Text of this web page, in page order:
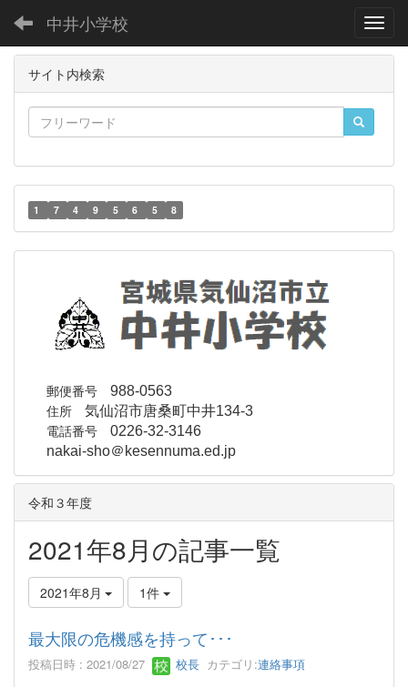
中井小学校
サイト内検索
1 7 4 9 5 6 5 8
郵便番号 988-0563
住所 気仙沼市唐桑町中井134-3
電話番号 0226-32-3146
nakai-sho＠kesennuma.ed.jp
令和３年度
2021年8月の記事一覧
2021年8月 1件
最大限の危機感を持って･･･
投稿日時 : 2021/08/27 校長 カテゴリ:連絡事項